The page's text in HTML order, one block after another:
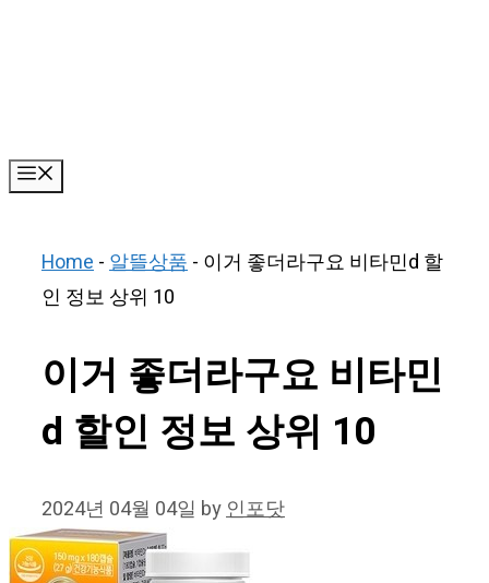
Home-알뜰상품- 이거 좋더라구요 비타민d 할
인 정보 상위 10
이거 좋더라구요 비타민
d 할인 정보 상위 10
2024년 04월 04일 by인포닷